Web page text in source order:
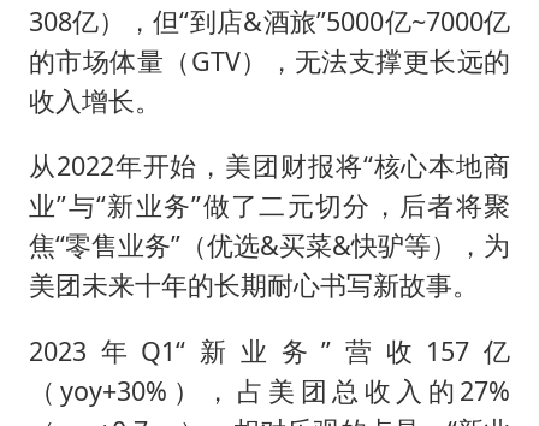
308亿），但“到店&酒旅”5000亿~7000亿
的市场体量（GTV），无法支撑更长远的
收入增长。
从2022年开始，美团财报将“核心本地商
业”与“新业务”做了二元切分，后者将聚
焦“零售业务”（优选&买菜&快驴等），为
美团未来十年的长期耐心书写新故事。
2023年Q1“新业务”营收157亿
（yoy+30%），占美团总收入的27%